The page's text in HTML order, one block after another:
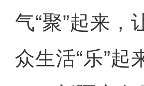
气“聚”起来，
众生活“乐”起